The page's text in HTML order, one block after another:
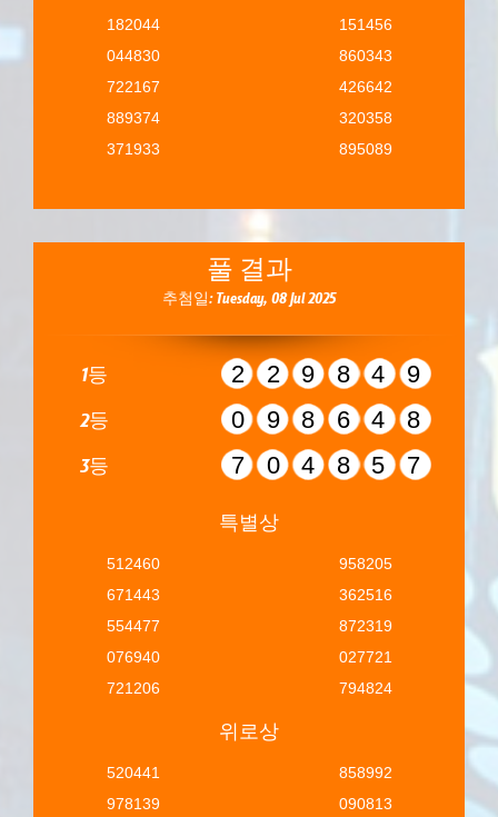
182044
044830
722167
889374
371933
151456
860343
426642
320358
895089
풀 결과
추첨일: Tuesday, 08 Jul 2025
1등 229849
2등 098648
3등 704857
특별상
512460
671443
554477
076940
721206
958205
362516
872319
027721
794824
위로상
520441
978139
858992
090813